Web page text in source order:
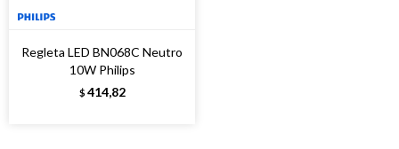
Regleta LED BN068C Neutro
10W Philips
$ 414,82